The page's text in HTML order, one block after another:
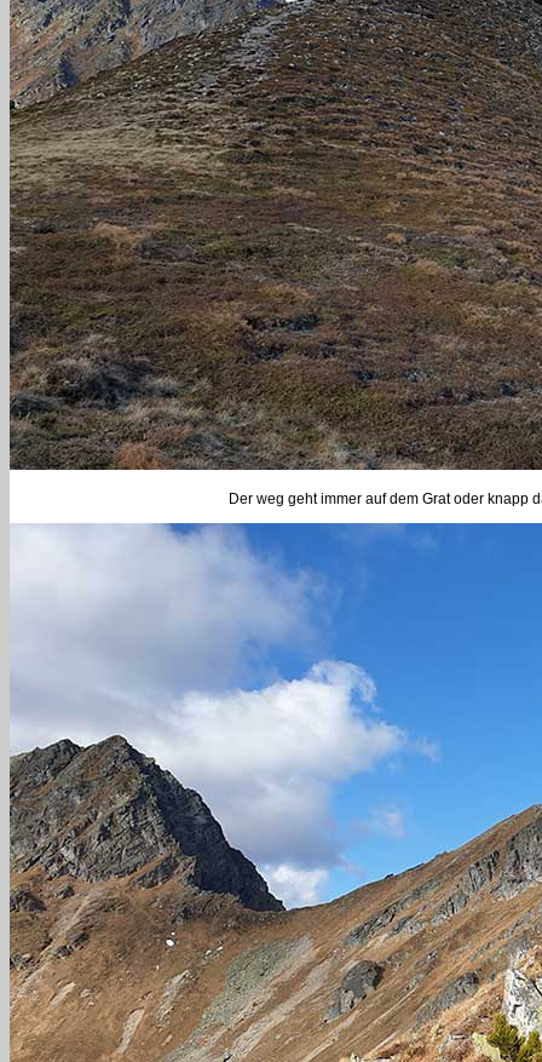
Der weg geht immer auf dem Grat oder knapp